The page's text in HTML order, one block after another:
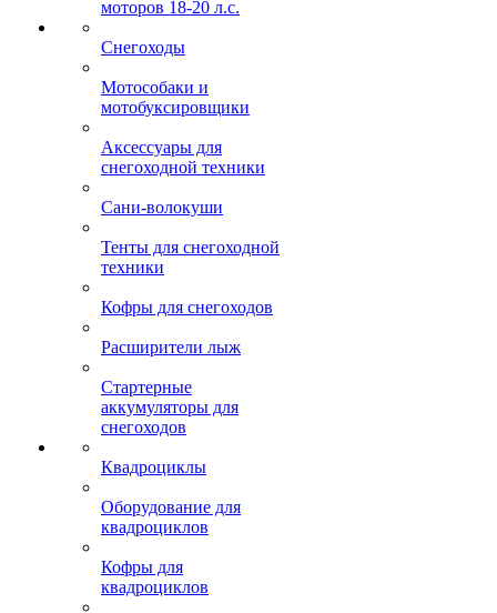
моторов 18-20 л.с.
Снегоходы
Мотособаки и
мотобуксировщики
Аксессуары для
снегоходной техники
Сани-волокуши
Тенты для снегоходной
техники
Кофры для снегоходов
Расширители лыж
Стартерные
аккумуляторы для
снегоходов
Квадроциклы
Оборудование для
квадроциклов
Кофры для
квадроциклов